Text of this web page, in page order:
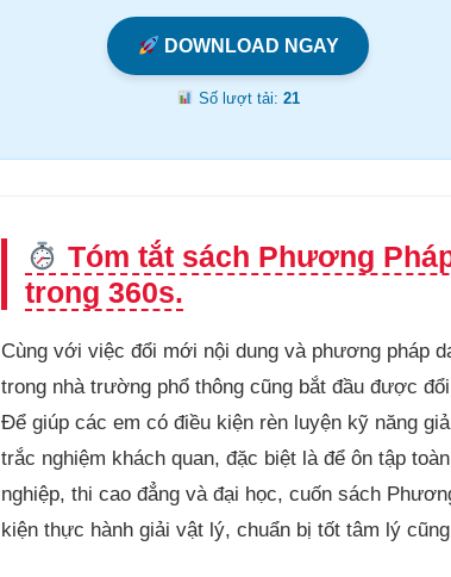
DOWNLOAD NGAY
Số lượt tải: 21
Tóm tắt sách Phương
trong 360s.
Cùng với việc đổi mới nội dung và phương pháp
trong nhà trường phổ thông cũng bắt đầu được
Để giúp các em có điều kiện rèn luyện kỹ năng
trắc nghiệm khách quan, đặc biệt là để ôn tập
nghiệp, thi cao đẳng và đại học, cuốn sách
kiện thực hành giải vật lý, chuẩn bị tốt tâm lý